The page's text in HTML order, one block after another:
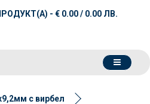
- € 0.00 / 0.00 ЛВ.
с вирбел